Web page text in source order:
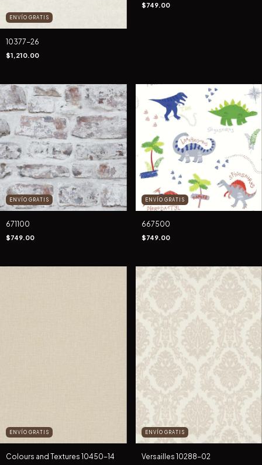
ENVÍO GRATIS
10377-26
$1,210.00
$749.00
ENVÍO GRATIS
671100
$749.00
ENVÍO GRATIS
667500
$749.00
ENVÍO GRATIS
Colours and Textures 10450-14
ENVÍO GRATIS
Versailles 10288-02